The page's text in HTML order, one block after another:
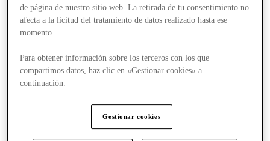
Stores
de página de nuestro sitio web. La retirada de tu consentimiento no
afecta a la licitud del tratamiento de datos realizado hasta ese
momento.
Para obtener información sobre los terceros con los que
compartimos datos, haz clic en «Gestionar cookies» a
continuación.
Gestionar cookies